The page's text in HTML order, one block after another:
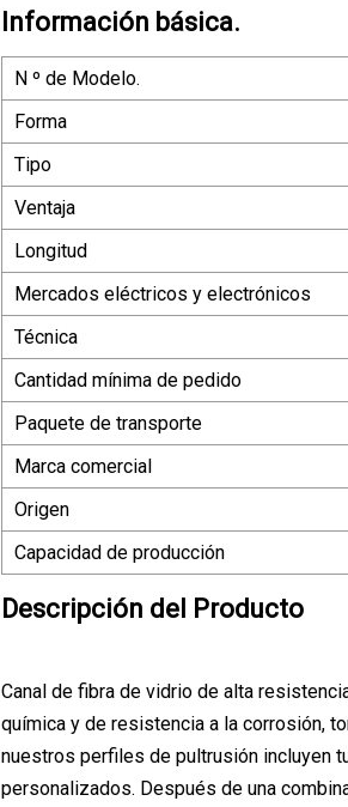
Información básica.
N º de Modelo.
Forma
Tipo
Ventaja
Longitud
Mercados eléctricos y electrónicos
Técnica
Cantidad mínima de pedido
Paquete de transporte
Marca comercial
Origen
Capacidad de producción
Descripción del Producto
Canal de fibra de vidrio de alta
química y de resistencia a la corrosión,
nuestros perfiles de pultrusión incluyen
personalizados. Después de una